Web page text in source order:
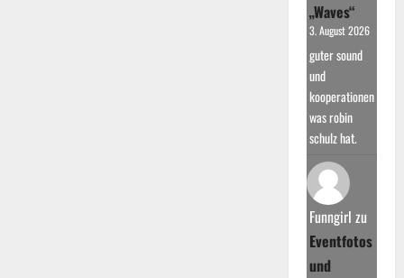
„Waves“
3. August 2026
guter sound
und
kooperationen
was robin
schulz hat.
Funngirl zu
Eventfotos
und